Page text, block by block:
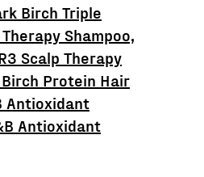
Birch Triple
Shampoo,
Scalp Therapy
Protein Hair
Antioxidant
Antioxidant